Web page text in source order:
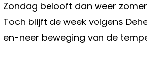
Zondag belooft dan weer
Toch blijft de week volgens
en-neer beweging van de